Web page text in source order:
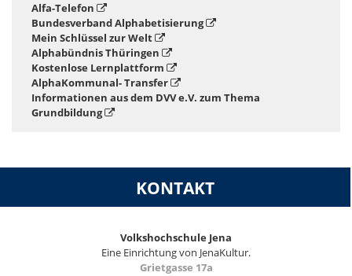
Alfa-Telefon
Bundesverband Alphabetisierung
Mein Schlüssel zur Welt
Alphabündnis Thüringen
Kostenlose Lernplattform
AlphaKommunal- Transfer
Informationen aus dem DVV e.V. zum Thema
Grundbildung
KONTAKT
Volkshochschule Jena
Eine Einrichtung von JenaKultur.
Grietgasse 17a